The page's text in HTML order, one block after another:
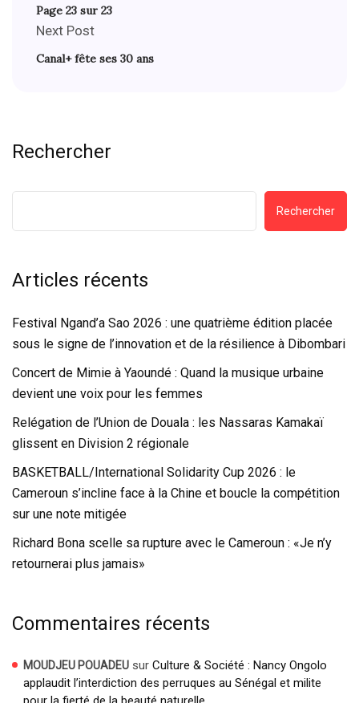
Page 23 sur 23
Next Post
Canal+ fête ses 30 ans
Rechercher
Rechercher
Articles récents
Festival Ngand’a Sao 2026 : une quatrième édition placée
sous le signe de l’innovation et de la résilience à Dibombari
Concert de Mimie à Yaoundé : Quand la musique urbaine
devient une voix pour les femmes
Relégation de l’Union de Douala : les Nassaras Kamakaï
glissent en Division 2 régionale
BASKETBALL/International Solidarity Cup 2026 : le
Cameroun s’incline face à la Chine et boucle la compétition
sur une note mitigée
Richard Bona scelle sa rupture avec le Cameroun : «Je n’y
retournerai plus jamais»
Commentaires récents
MOUDJEU POUADEU sur Culture & Société : Nancy Ongolo
applaudit l’interdiction des perruques au Sénégal et milite